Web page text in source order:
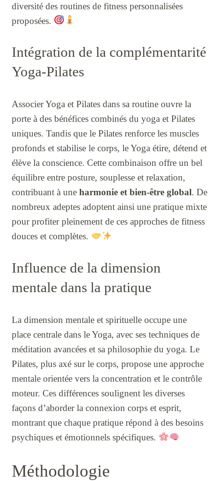
diversité des routines de fitness personnalisées
proposées.
Intégration de la complémentarité
Yoga-Pilates
Associer Yoga et Pilates dans sa routine ouvre la
porte à des bénéfices combinés du yoga et Pilates
uniques. Tandis que le Pilates renforce les muscles
profonds et stabilise le corps, le Yoga étire, détend et
élève la conscience. Cette combinaison offre un bel
équilibre entre posture, souplesse et relaxation,
contribuant à une harmonie et bien-être global. De
nombreux adeptes adoptent ainsi une pratique mixte
pour profiter pleinement de ces approches de fitness
douces et complètes.
Influence de la dimension
mentale dans la pratique
La dimension mentale et spirituelle occupe une
place centrale dans le Yoga, avec ses techniques de
méditation avancées et sa philosophie du yoga. Le
Pilates, plus axé sur le corps, propose une approche
mentale orientée vers la concentration et le contrôle
moteur. Ces différences soulignent les diverses
façons d’aborder la connexion corps et esprit,
montrant que chaque pratique répond à des besoins
psychiques et émotionnels spécifiques.
Méthodologie